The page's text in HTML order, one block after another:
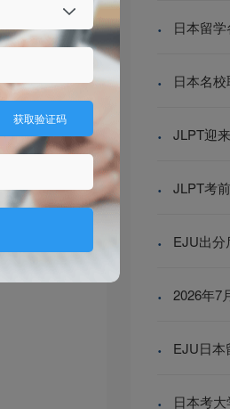
·
·
·
·
·
·
·
·
获取验证码